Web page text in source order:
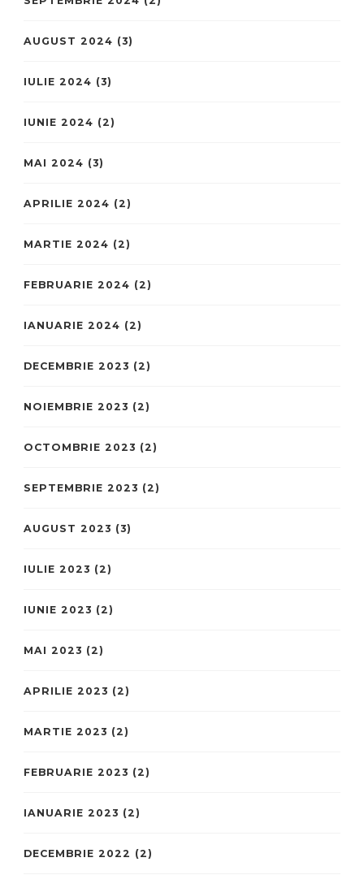
AUGUST 2024 (3)
IULIE 2024 (3)
IUNIE 2024 (2)
MAI 2024 (3)
APRILIE 2024 (2)
MARTIE 2024 (2)
FEBRUARIE 2024 (2)
IANUARIE 2024 (2)
DECEMBRIE 2023 (2)
NOIEMBRIE 2023 (2)
OCTOMBRIE 2023 (2)
SEPTEMBRIE 2023 (2)
AUGUST 2023 (3)
IULIE 2023 (2)
IUNIE 2023 (2)
MAI 2023 (2)
APRILIE 2023 (2)
MARTIE 2023 (2)
FEBRUARIE 2023 (2)
IANUARIE 2023 (2)
DECEMBRIE 2022 (2)